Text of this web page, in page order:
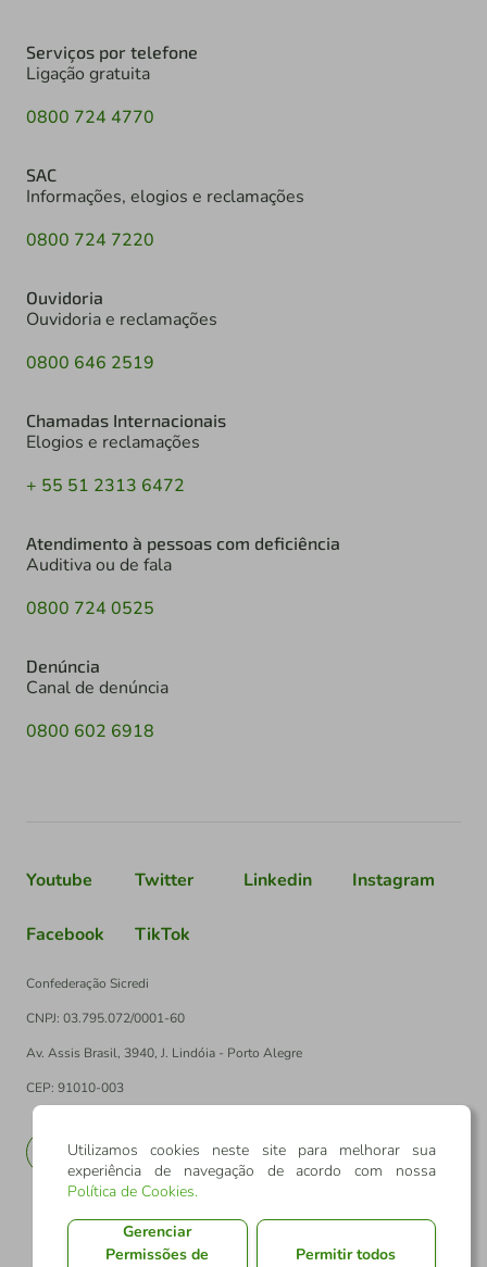
Serviços por telefone
Ligação gratuita
0800 724 4770
SAC
Informações, elogios e reclamações
0800 724 7220
Ouvidoria
Ouvidoria e reclamações
0800 646 2519
Chamadas Internacionais
Elogios e reclamações
+ 55 51 2313 6472
Atendimento à pessoas com deficiência
Auditiva ou de fala
0800 724 0525
Denúncia
Canal de denúncia
0800 602 6918
Youtube Twitter Linkedin Instagram
Facebook TikTok
Confederação Sicredi
CNPJ: 03.795.072/0001-60
Av. Assis Brasil, 3940, J. Lindóia - Porto Alegre
CEP: 91010-003
EN
Utilizamos cookies neste site para melhorar sua
experiência de navegação de acordo com nossa
Política de Cookies.
Gerenciar
Permissões de
Permitir todos